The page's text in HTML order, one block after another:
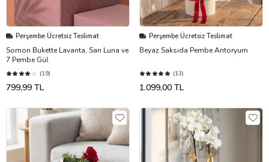
Perşembe Ücretsiz Teslimat
Somon Bukette Lavanta, Sarı Luna ve
7 Pembe Gül
(19)
799,99 TL
Perşembe Ücretsiz Teslimat
Beyaz Saksıda Pembe Antoryum
(13)
1.099,00 TL